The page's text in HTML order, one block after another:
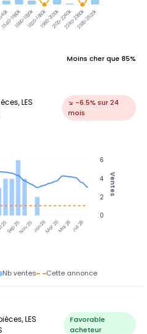
1540-1680k1680-1820k1820-1960k1960-2100k2100-2240k2240-2380k2380-2520k
Moins cher que 85%
LES
↘ -6.5% sur 24
mois
Sep 25Nov 25Jan 26Mar 26Mai 26Jul 26
6
4
2
0
Ventes
Nb ventes Cette annonce
LES
Favorable
acheteur